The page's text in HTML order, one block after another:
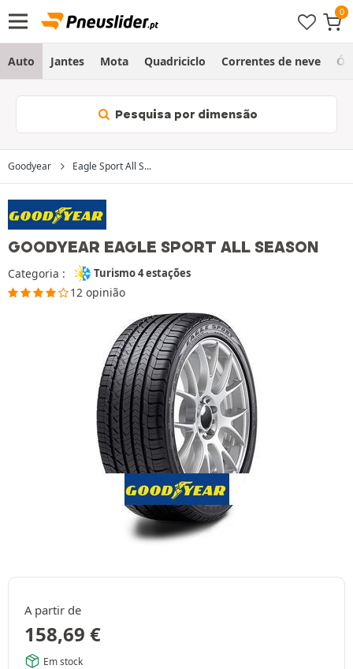
Auto Jantes Mota Quadriciclo Correntes de neve
Pesquisa por dimensão
Goodyear Eagle Sport All S...
GOODYEAR EAGLE SPORT ALL SEASON
Categoria : Turismo 4 estações
12 opinião
A partir de
158,69 €
Em stock